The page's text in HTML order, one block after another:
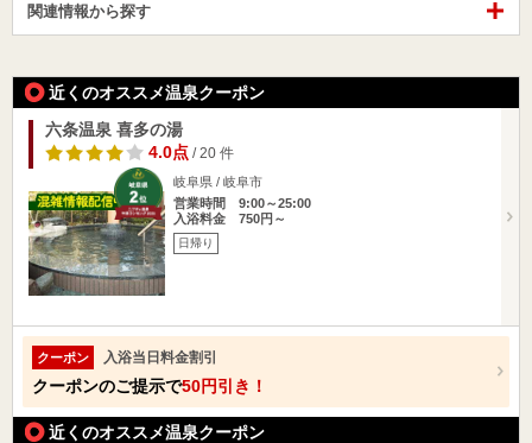
関連情報から探す
近くのオススメ温泉クーポン
六条温泉 喜多の湯
4.0点/ 20 件
岐阜県 / 岐阜市
営業時間 9:00～25:00
入浴料金 750円～
日帰り
クーポン 入浴当日料金割引
クーポンのご提示で50円引き！
近くのオススメ温泉クーポン